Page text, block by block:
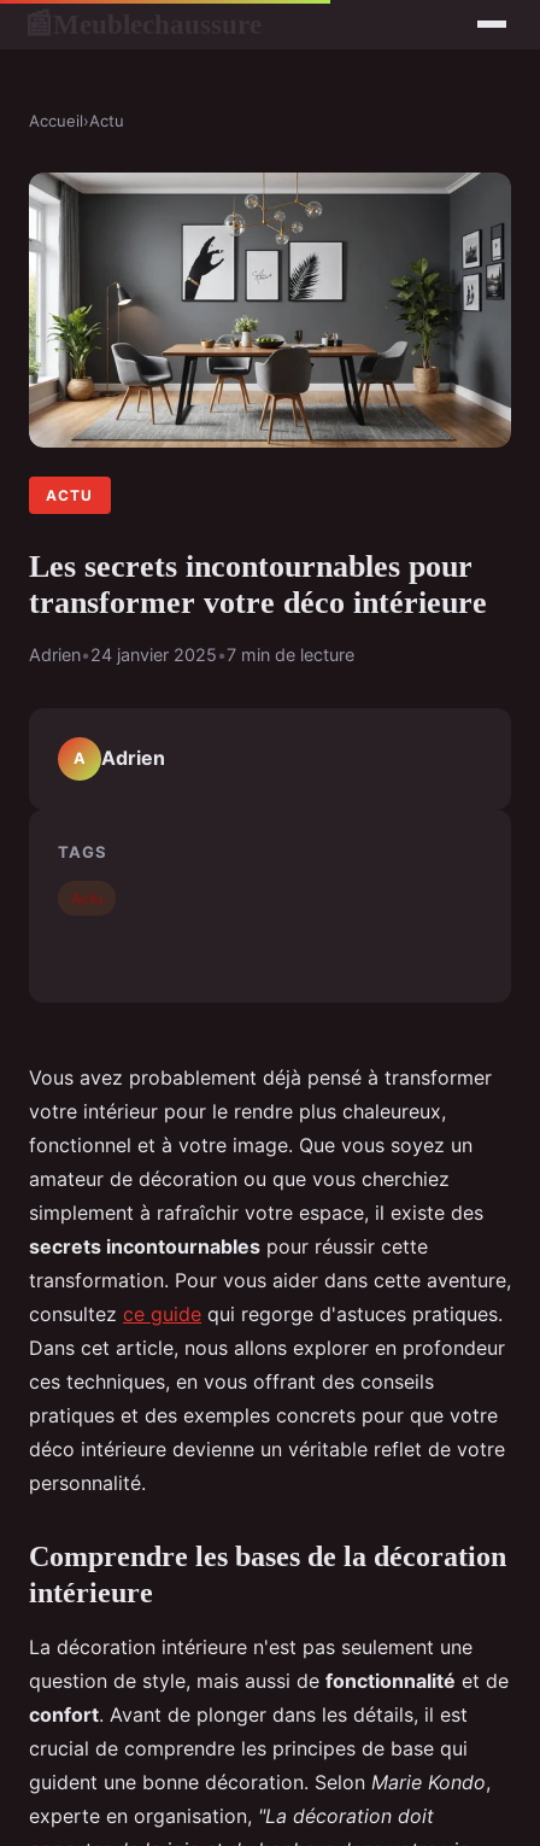
Accueil›Actu
ACTU
Les secrets incontournables pour
transformer votre déco intérieure
Adrien•24 janvier 2025•7 min de lecture
Vous avez probablement déjà pensé à transformer
votre intérieur pour le rendre plus chaleureux,
fonctionnel et à votre image. Que vous soyez un
amateur de décoration ou que vous cherchiez
simplement à rafraîchir votre espace, il existe des
secrets incontournables pour réussir cette
transformation. Pour vous aider dans cette aventure,
consultez ce guide qui regorge d'astuces pratiques.
Dans cet article, nous allons explorer en profondeur
ces techniques, en vous offrant des conseils
pratiques et des exemples concrets pour que votre
déco intérieure devienne un véritable reflet de votre
personnalité.
Comprendre les bases de la décoration
intérieure
La décoration intérieure n'est pas seulement une
question de style, mais aussi de fonctionnalité et de
confort. Avant de plonger dans les détails, il est
crucial de comprendre les principes de base qui
guident une bonne décoration. Selon Marie Kondo,
experte en organisation, "La décoration doit
A Adrien
TAGS
Actu